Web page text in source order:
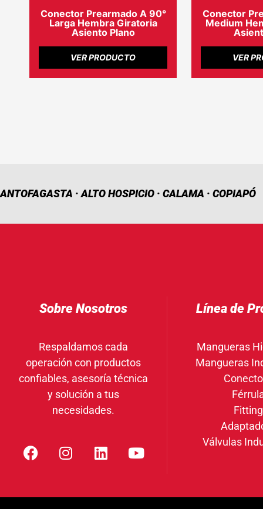
Conector Prearmado A 90°
Larga Hembra Giratoria
Asiento Plano
VER PRODUCTO
Conector
Medium
VER
ANTOFAGASTA · ALTO HOSPICIO · CALAMA · COPIAPÓ
Sobre Nosotros
Respaldamos cada
operación con productos
confiables, asesoría técnica
y solución a tus
necesidades.
Línea de
Mangueras
Mangueras
Válvulas